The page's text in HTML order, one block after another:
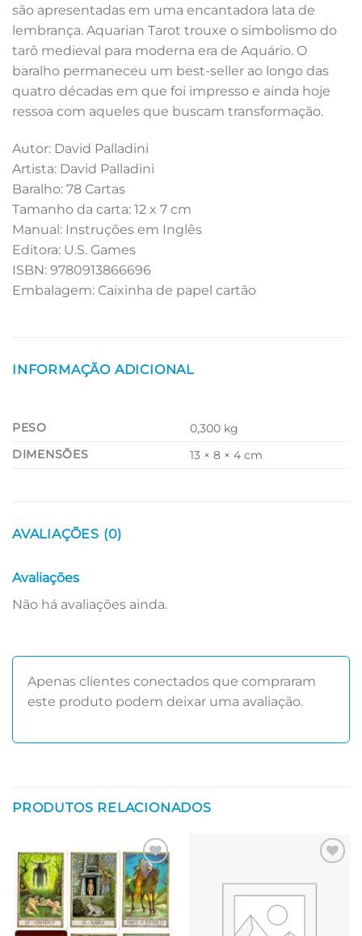
são apresentadas em uma encantadora lata de
lembrança. Aquarian Tarot trouxe o simbolismo do
tarô medieval para moderna era de Aquário. O
baralho permaneceu um best-seller ao longo das
quatro décadas em que foi impresso e ainda hoje
ressoa com aqueles que buscam transformação.
Autor: David Palladini
Artista: David Palladini
Baralho: 78 Cartas
Tamanho da carta: 12 x 7 cm
Manual: Instruções em Inglês
Editora: U.S. Games
ISBN: 9780913866696
Embalagem: Caixinha de papel cartão
INFORMAÇÃO ADICIONAL
PESO
0,300 kg
DIMENSÕES
13 × 8 × 4 cm
AVALIAÇÕES (0)
Avaliações
Não há avaliações ainda.
Apenas clientes conectados que compraram
este produto podem deixar uma avaliação.
PRODUTOS RELACIONADOS
Adicionar
aos meus
desejos
aos meus
desejos